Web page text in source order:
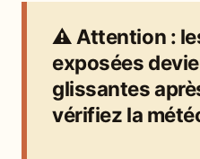
⚠️ Attention :
exposées
glissantes
vérifiez la